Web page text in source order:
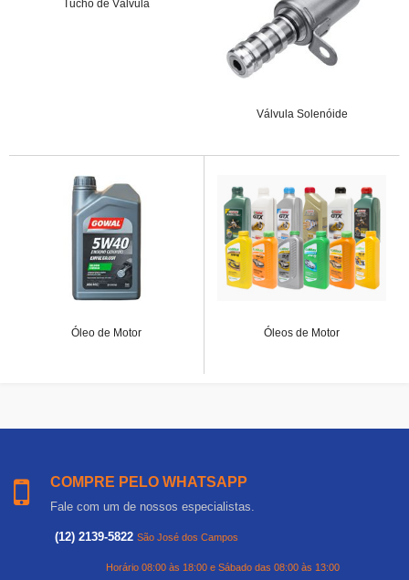
Tucho de Válvula
Válvula Solenóide
Óleo de Motor Óleos de Motor
COMPRE PELO WHATSAPP
Fale com um de nossos especialistas.
(12) 2139-5822 São José dos Campos
Horário 08:00 às 18:00 e Sábado das 08:00 às 13:00